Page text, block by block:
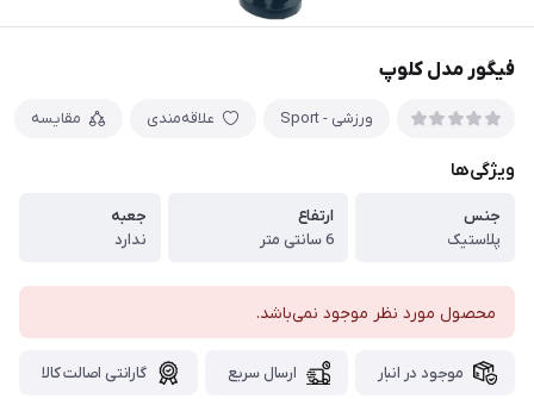
فیگور مدل کلوپ
ورزشی - Sport علاقه‌مندی مقایسه
ویژگی‌ها
جنس
پلاستیک
ارتفاع
6 سانتی متر
جعبه
ندارد
محصول مورد نظر موجود نمی‌باشد.
موجود در انبار ارسال سریع گارانتی اصالت کالا